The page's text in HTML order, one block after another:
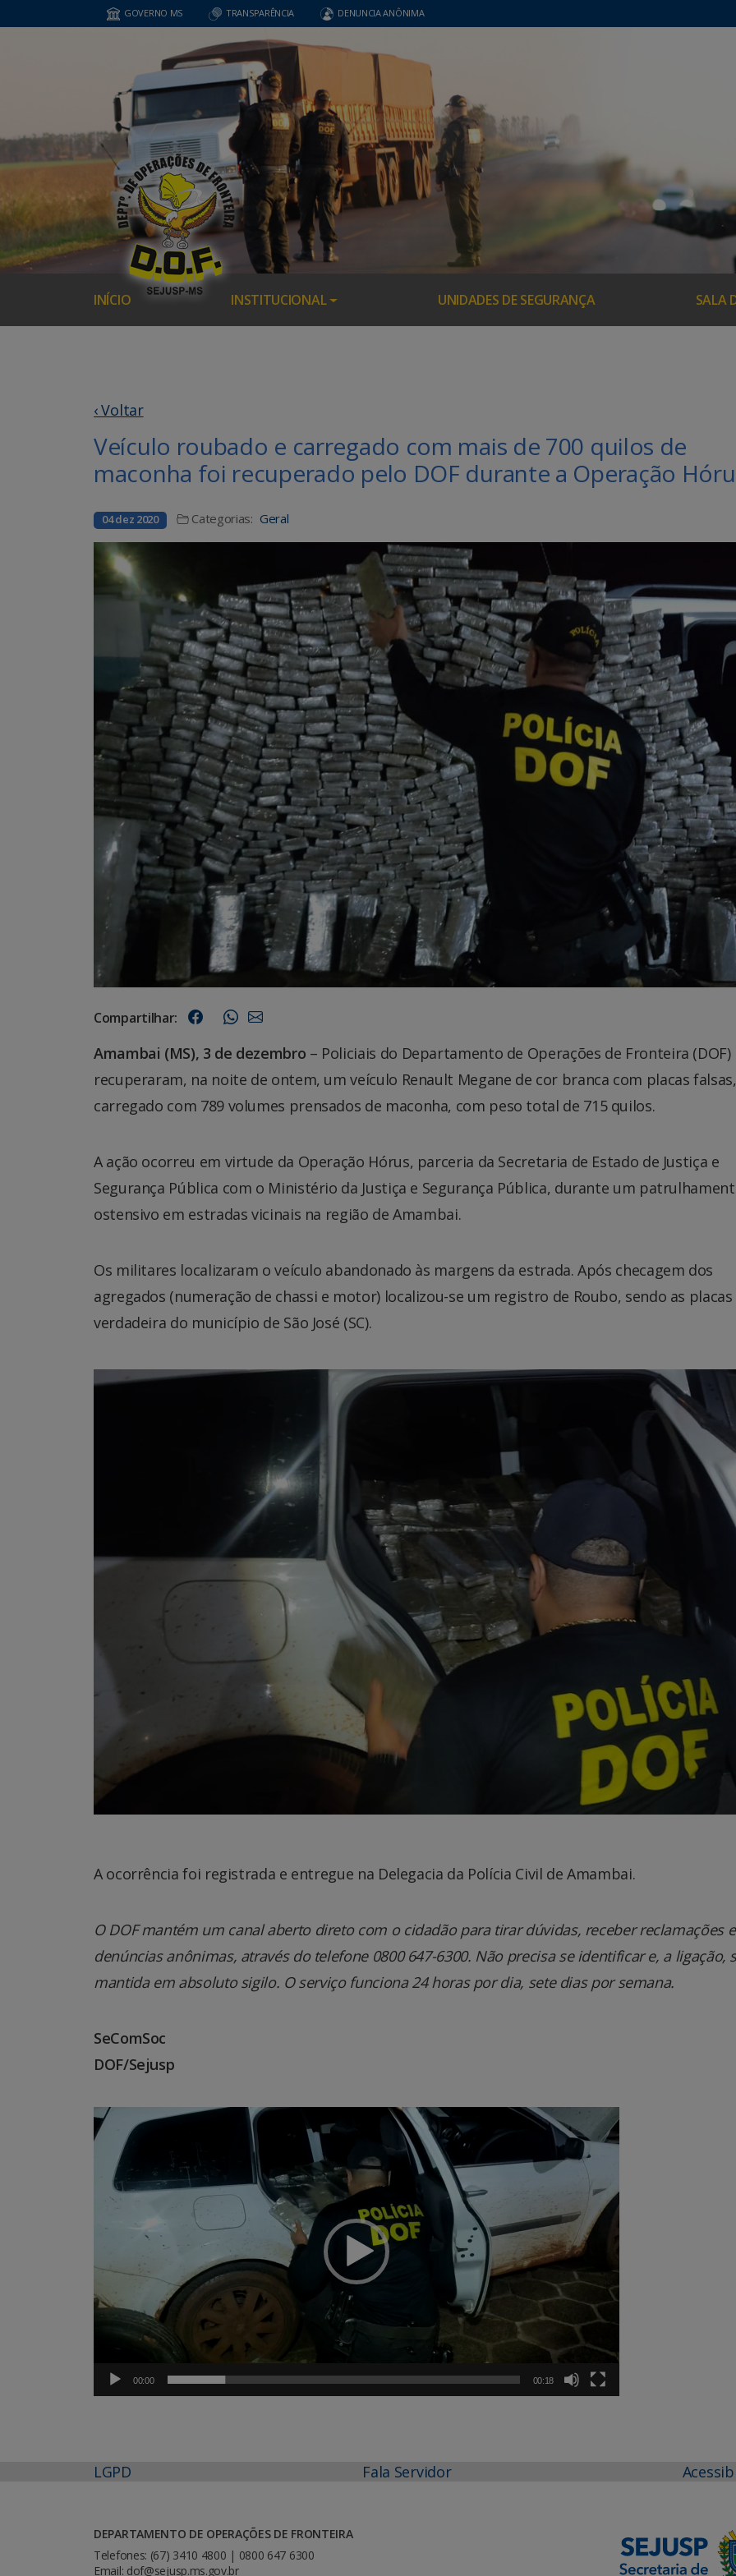
GOVERNO MS TRANSPARÊNCIA DENUNCIA ANÔNIMA
INÍCIO INSTITUCIONAL UNIDADES DE SEGURANÇA SALA
‹ Voltar
Veículo roubado e carregado com mais de 700 quilos de
maconha foi recuperado pelo DOF durante a Operação
04 dez 2020 Categorias: Geral
Compartilhar:
Amambai (MS), 3 de dezembro – Policiais do Departamento de Operações de Fronteira (DOF)
recuperaram, na noite de ontem, um veículo Renault Megane de cor branca com placas falsas,
carregado com 789 volumes prensados de maconha, com peso total de 715 quilos.
A ação ocorreu em virtude da Operação Hórus, parceria da Secretaria de Estado de Justiça e
Segurança Pública com o Ministério da Justiça e Segurança Pública, durante um
ostensivo em estradas vicinais na região de Amambai.
Os militares localizaram o veículo abandonado às margens da estrada. Após checagem dos
agregados (numeração de chassi e motor) localizou-se um registro de Roubo, sendo as placas
verdadeira do município de São José (SC).
A ocorrência foi registrada e entregue na Delegacia da Polícia Civil de Amambai.
O DOF mantém um canal aberto direto com o cidadão para tirar dúvidas, receber reclamações e
denúncias anônimas, através do telefone 0800 647-6300. Não precisa se identificar e, a ligação,
mantida em absoluto sigilo. O serviço funciona 24 horas por dia, sete dias por semana.
SeComSoc
DOF/Sejusp
Tocador
de
vídeo
00:00 00:18
LGPD Fala Servidor
DEPARTAMENTO DE OPERAÇÕES DE FRONTEIRA
Telefones: (67) 3410 4800 | 0800 647 6300
Email: dof@sejusp.ms.gov.br